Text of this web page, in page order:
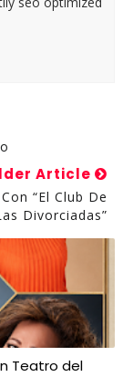
Article
“El Club De
Divorciadas”
Teatro del